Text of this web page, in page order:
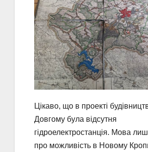
Цікаво, що в проекті
Довгому була відсутня
гідроелектростанція. Мова
про можливість в Новому